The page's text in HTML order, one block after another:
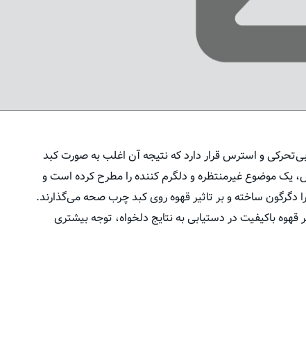
و استرس قرار دارد که نتیجه آن اغلب به صورت کبد
موضوع غیرمنتظره و دلگرم‌ کننده را مطرح کرده‌ است و
ساخته و بر تاثیر قهوه روی کبد چرب صحه می‌گذارند.
باکیفیت در دستیابی به نتایج دلخواه، توجه بیشتری